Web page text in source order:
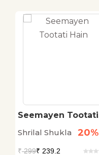
Seemayen Tootati
Shrilal Shukla
20%
₹299₹ 239.2